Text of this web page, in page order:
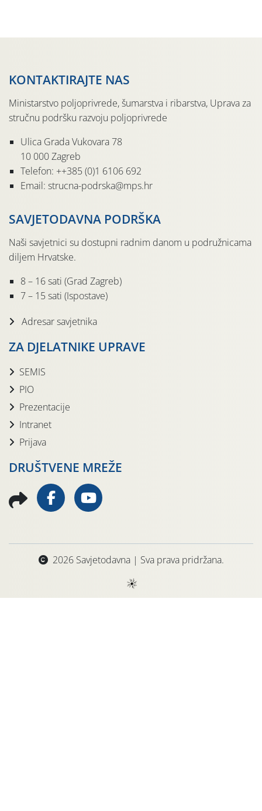
KONTAKTIRAJTE NAS
Ministarstvo poljoprivrede, šumarstva i ribarstva, Uprava za
stručnu podršku razvoju poljoprivrede
Ulica Grada Vukovara 78
10 000 Zagreb
Telefon: ++385 (0)1 6106 692
Email: strucna-podrska@mps.hr
SAVJETODAVNA PODRŠKA
Naši savjetnici su dostupni radnim danom u podružnicama
diljem Hrvatske.
8 – 16 sati (Grad Zagreb)
7 – 15 sati (Ispostave)
Adresar savjetnika
ZA DJELATNIKE UPRAVE
SEMIS
PIO
Prezentacije
Intranet
Prijava
DRUŠTVENE MREŽE
2026 Savjetodavna | Sva prava pridržana.